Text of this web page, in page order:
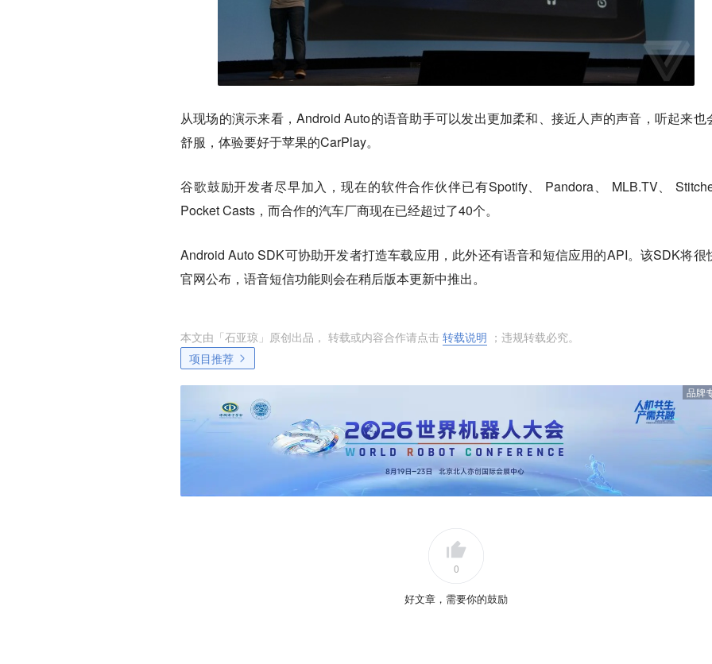
从现场的演示来看，Android Auto的语音助手可以发出更加柔和、接近人声的声音，听起来也
舒服，体验要好于苹果的CarPlay。
谷歌鼓励开发者尽早加入，现在的软件合作伙伴已有Spotify、 Pandora、 MLB.TV、
Pocket Casts，而合作的汽车厂商现在已经超过了40个。
Android Auto SDK可协助开发者打造车载应用，此外还有语音和短信应用的API。该SDK将很
官网公布，语音短信功能则会在稍后版本更新中推出。
本文由「石亚琼 」原创出品， 转载或内容合作请点击 转载说明 ；违规转载必究。
项目推荐
品牌
0
好文章，需要你的鼓励